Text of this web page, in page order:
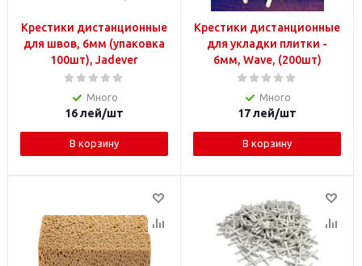
Крестики дистанционные
для швов, 6мм (упаковка
100шт), Jadever
Много
16лей/шт
В корзину
Крестики дистанционные
для укладки плитки -
6мм, Wave, (200шт)
Много
17лей/шт
В корзину